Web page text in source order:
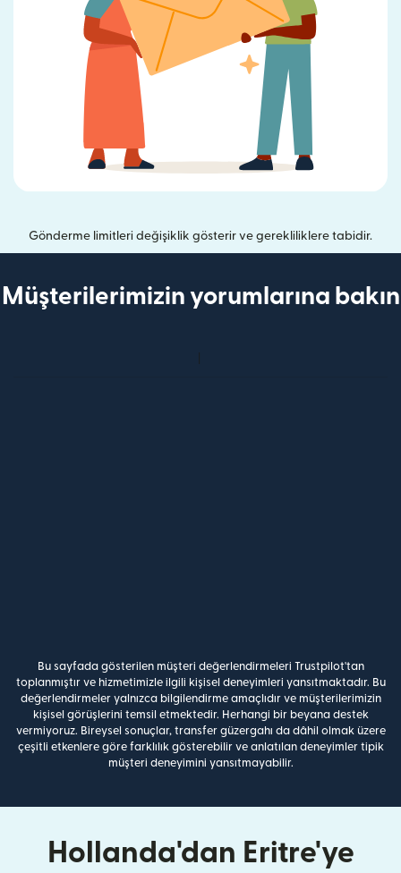
Gönderme limitleri değişiklik gösterir ve gerekliliklere tabidir.
Müşterilerimizin yorumlarına bakın
Bu sayfada gösterilen müşteri değerlendirmeleri Trustpilot'tan
toplanmıştır ve hizmetimizle ilgili kişisel deneyimleri yansıtmaktadır. Bu
değerlendirmeler yalnızca bilgilendirme amaçlıdır ve müşterilerimizin
kişisel görüşlerini temsil etmektedir. Herhangi bir beyana destek
vermiyoruz. Bireysel sonuçlar, transfer güzergahı da dâhil olmak üzere
çeşitli etkenlere göre farklılık gösterebilir ve anlatılan deneyimler tipik
müşteri deneyimini yansıtmayabilir.
Hollanda'dan Eritre'ye